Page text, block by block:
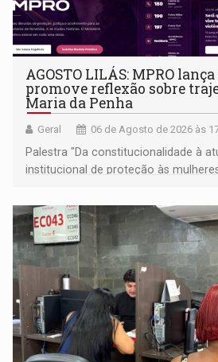
AGOSTO LILÁS: MPRO
promove reflexão sobre
Maria da Penha
Geral 06 de Agosto de 2026 às
Palestra "Da constitucionalidade à
institucional de proteção às
Goiás